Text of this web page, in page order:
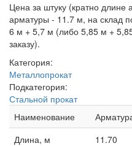
Цена за штуку (кратно
арматуры - 11.7 м, на склад
6 м + 5,7 м (либо 5,85 м +
заказу).
Категория:
Металлопрокат
Подкатегория:
Стальной прокат
Наименование
Длина, м
11.70